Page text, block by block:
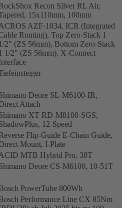
Recon Silver RL Air,
15x110mm, 100mm
AZF-1034, ICR (Integrated
Routing), Top Zero-Stack 1
1/2" (ZS 56mm), Bottom Zero-Stack
1 1/2" (ZS 56mm), X-Connect
Deore SL-M6100-IR,
Attach
XT RD-M8100-SGS,
12-Speed
Flip-Guide E-Chain Guide,
Mount, I-Plate
MTB Hybrid Pro, 38T
Deore CS-M6100, 10-51T
PowerTube 800Wh
Performance Line CX 85Nm